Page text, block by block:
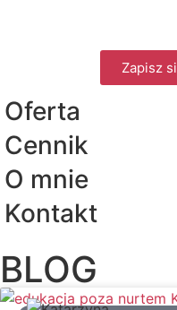
Zapisz
Oferta
Cennik
O mnie
Kontakt
BLOG